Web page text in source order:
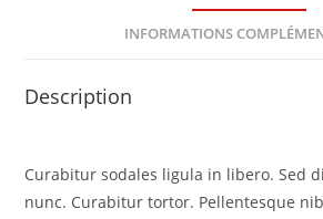
INFORMATIONS
Description
Curabitur sodales ligula in libero. Sed
nunc. Curabitur tortor. Pellentesque